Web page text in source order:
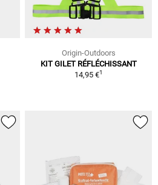
Origin-Outdoors
KIT GILET RÉFLÉCHISSANT
14,95 €1